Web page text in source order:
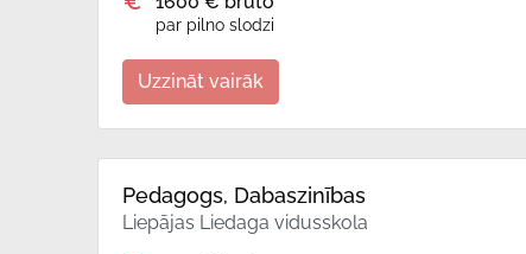
par pilno slodzi
Uzzināt vairāk
Pedagogs, Dabaszinības
Liepājas Liedaga vidusskola